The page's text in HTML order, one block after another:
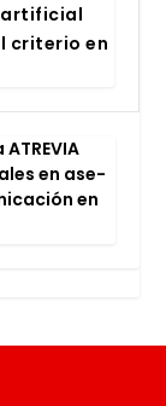
arti­fi­cial
cri­te­rio en
en ase­
en